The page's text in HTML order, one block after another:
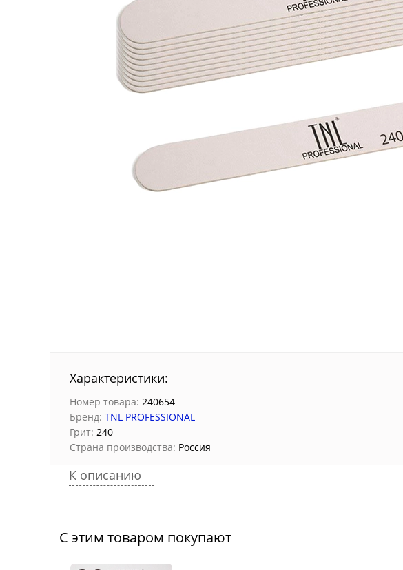
Характеристики:
Номер товара: 240654
Бренд: TNL PROFESSIONAL
Грит: 240
Страна производства: Россия
К описанию
С этим товаром покупают